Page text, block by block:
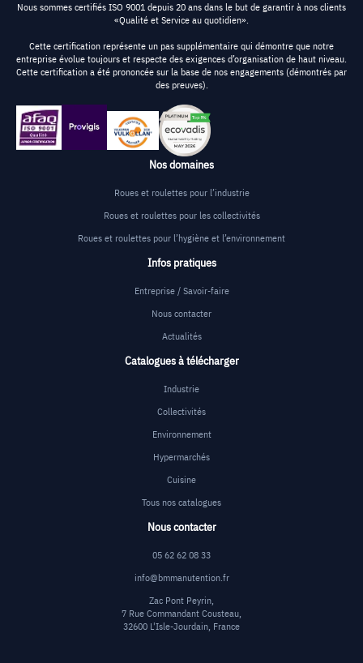
Nous sommes certifiés ISO 9001 depuis 20 ans dans le but de garantir à nos clients
«Qualité et Service au quotidien».
Cette certification représente un pas supplémentaire qui démontre que notre
entreprise évolue toujours et respecte des exigences d’organisation de haut niveau.
Cette certification a été prononcée sur la base de nos engagements (démontrés par
des preuves).
Nos domaines
Roues et roulettes pour l’industrie
Roues et roulettes pour les collectivités
Roues et roulettes pour l’hygiène et l’environnement
Infos pratiques
Entreprise / Savoir-faire
Nous contacter
Actualités
Catalogues à télécharger
Industrie
Collectivités
Environnement
Hypermarchés
Cuisine
Tous nos catalogues
Nous contacter
05 62 62 08 33
info@bmmanutention.fr
Zac Pont Peyrin,
7 Rue Commandant Cousteau,
32600 L'Isle-Jourdain, France